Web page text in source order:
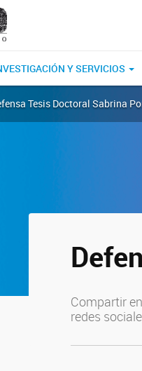
Y SERVICIOS
Tesis Doctoral Sabrina
Compartir en
redes